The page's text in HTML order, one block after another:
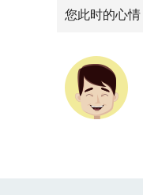
您此时的心情